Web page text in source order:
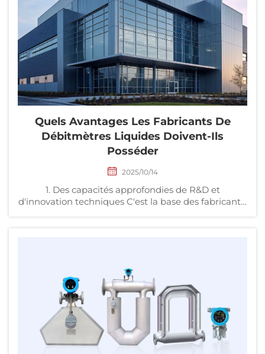
Quels Avantages Les Fabricants De
Débitmètres Liquides Doivent-Ils
Posséder
2025/10/14
1. Des capacités approfondies de R&D et
d'innovation techniques C'est la base des fabricants.